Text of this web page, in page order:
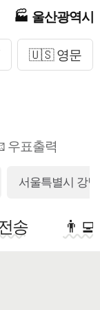
울산광역시
🇺🇸 영문
우표출력
서울특별시 강
송